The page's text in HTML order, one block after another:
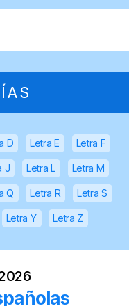
D Letra E Letra F
J Letra L Letra M
Q Letra R Letra S
Letra Y Letra Z